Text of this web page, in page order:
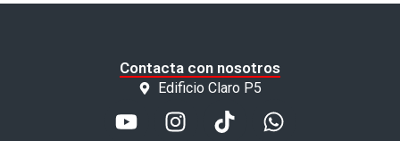
Contacta con nosotros
Edificio Claro P5